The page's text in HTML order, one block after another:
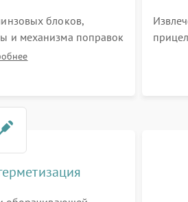
блоков,
и механизма поправок
резьбовых